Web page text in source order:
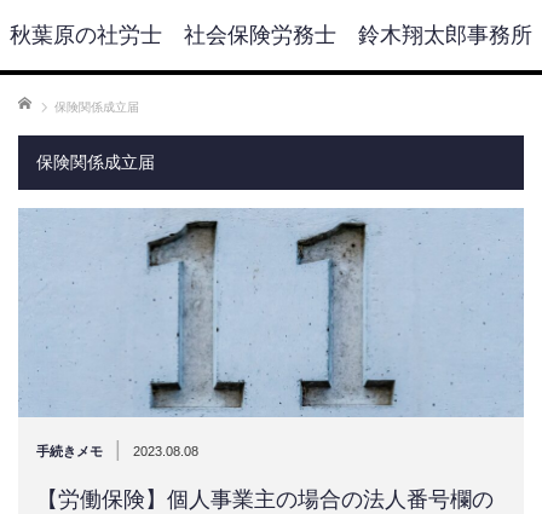
秋葉原の社労士 社会保険労務士 鈴木翔太郎事務所
ホーム 保険関係成立届
保険関係成立届
手続きメモ 2023.08.08
【労働保険】個人事業主の場合の法人番号欄の